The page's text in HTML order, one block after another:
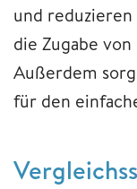
und
die Zugabe
Außerdem
für den